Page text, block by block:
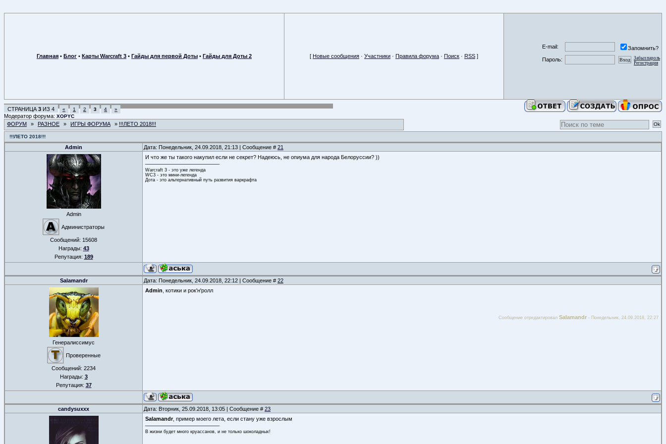
Главная • Блог • Карты Warcraft 3 • Гайды для первой Доты • Гайды для Доты 2 [ Новые сообщения · Участники · Правила форума · Поиск · RSS ]
E-mail:
Запомнить?
Пароль:
Забыл пароль
Регистрация
СТРАНИЦА 3 ИЗ 4 « 1 2 3 4 »
Модератор форума: XOPYC
ФОРУМ » РАЗНОЕ » ИГРЫ ФОРУМА » !!!ЛЕТО 2018!!!
!!!ЛЕТО 2018!!!
Admin Дата: Понедельник, 24.09.2018, 21:13 | Сообщение # 21
Admin
Администраторы
Сообщений: 15608
Награды: 43
Репутация: 189
И что же ты такого накупил если не секрет? Надеюсь, не опиума для народа Белоруссии? ))
Warcraft 3 - это уже легенда
WC3 - это мини-легенда
Дота - это альтернативный путь развития варкрафта
Salamandr Дата: Понедельник, 24.09.2018, 22:12 | Сообщение # 22
Генералиссимус
Проверенные
Сообщений: 2234
Награды: 3
Репутация: 37
Admin , котики и рок'н'ролл
Сообщение отредактировал Salamandr - Понедельник, 24.09.2018, 22:27
candysuxxx Дата: Вторник, 25.09.2018, 13:05 | Сообщение # 23
Salamandr, пример моего лета, если стану уже взрослым
В жизни будет много круассанов, и не только шоколадных!